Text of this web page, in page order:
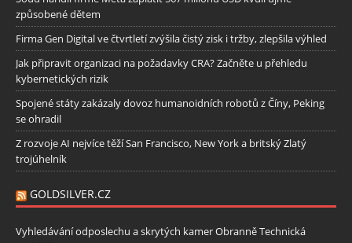
způsobené dětem
Firma Gen Digital ve čtvrtletí zvýšila čistý zisk i tržby, zlepšila výhled
Jak připravit organizaci na požadavky CRA? Začněte u přehledu
kybernetických rizik
Spojené státy zakázaly dovoz humanoidních robotů z Číny, Peking
se ohradil
Z rozvoje AI nejvíce těží San Francisco, New York a britský Zlatý
trojúhelník
GOLDSILVER.CZ
Vyhledávání odposlechu a skrytých kamer Obranně Technická